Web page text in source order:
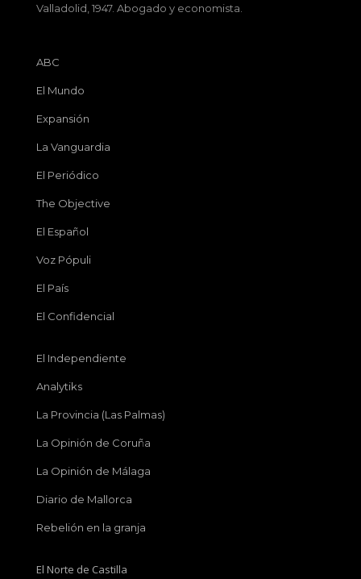
Valladolid, 1947. Abogado y economista.
ABC
El Mundo
Expansión
La Vanguardia
El Periódico
The Objective
El Español
Voz Pópuli
El País
El Confidencial
El Independiente
Analytiks
La Provincia (Las Palmas)
La Opinión de Coruña
La Opinión de Málaga
Diario de Mallorca
Rebelión en la granja
El Norte de Castilla